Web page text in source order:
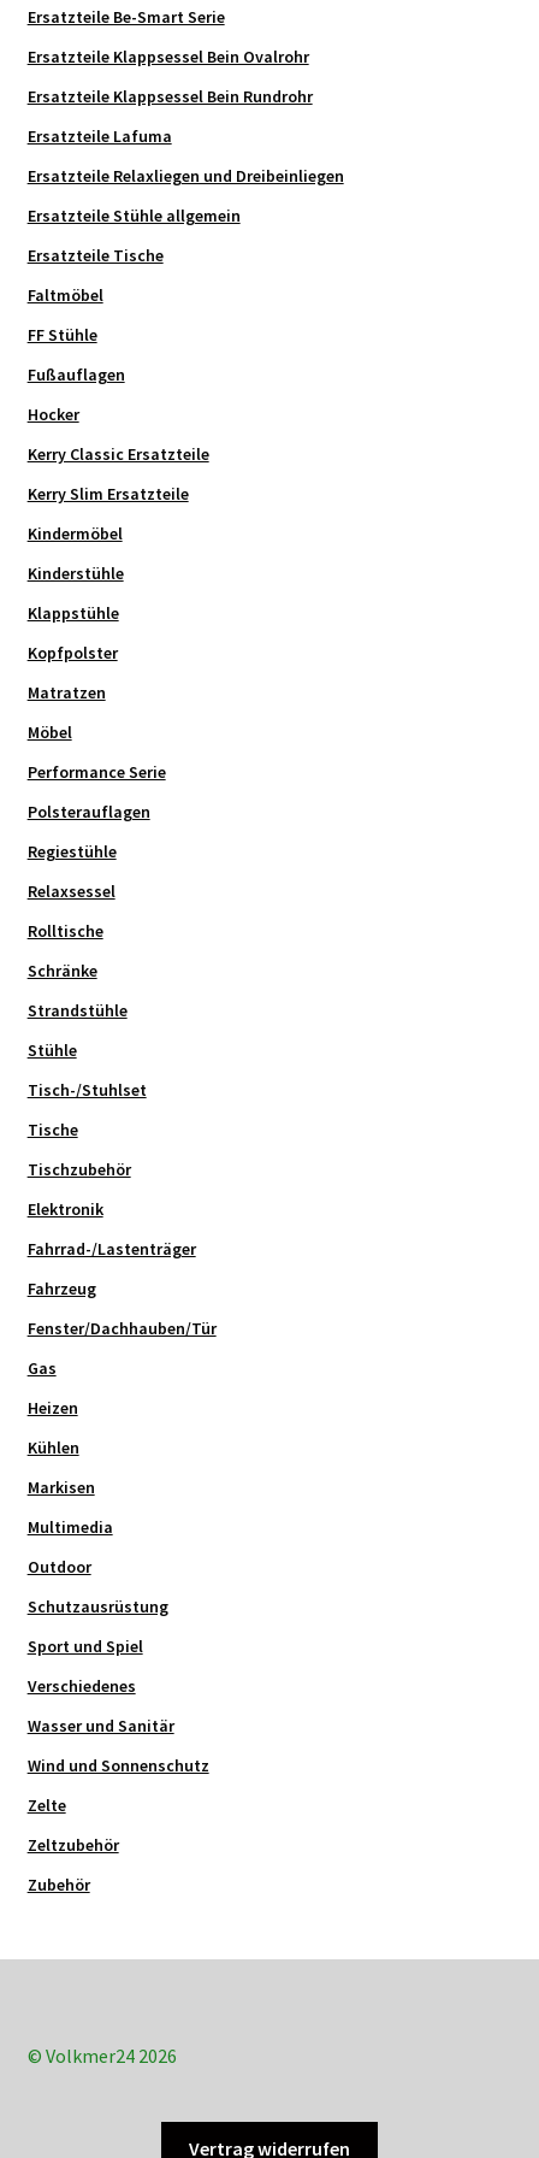
Ersatzteile Be-Smart Serie
Ersatzteile Klappsessel Bein Ovalrohr
Ersatzteile Klappsessel Bein Rundrohr
Ersatzteile Lafuma
Ersatzteile Relaxliegen und Dreibeinliegen
Ersatzteile Stühle allgemein
Ersatzteile Tische
Faltmöbel
FF Stühle
Fußauflagen
Hocker
Kerry Classic Ersatzteile
Kerry Slim Ersatzteile
Kindermöbel
Kinderstühle
Klappstühle
Kopfpolster
Matratzen
Möbel
Performance Serie
Polsterauflagen
Regiestühle
Relaxsessel
Rolltische
Schränke
Strandstühle
Stühle
Tisch-/Stuhlset
Tische
Tischzubehör
Elektronik
Fahrrad-/Lastenträger
Fahrzeug
Fenster/Dachhauben/Tür
Gas
Heizen
Kühlen
Markisen
Multimedia
Outdoor
Schutzausrüstung
Sport und Spiel
Verschiedenes
Wasser und Sanitär
Wind und Sonnenschutz
Zelte
Zeltzubehör
Zubehör
© Volkmer24 2026
Vertrag widerrufen